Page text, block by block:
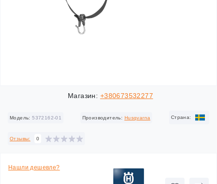
Магазин: +380673532277
Модель: 5372162-01 Производитель: Husqvarna Cтрана:
Отзывы: 0
Нашли дешевле?